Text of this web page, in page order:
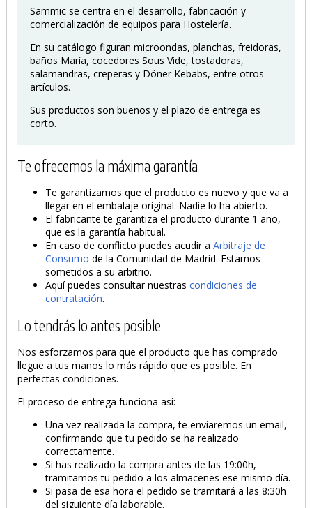
Sammic se centra en el desarrollo, fabricación y
comercialización de equipos para Hostelería.
En su catálogo figuran microondas, planchas, freidoras,
baños María, cocedores Sous Vide, tostadoras,
salamandras, creperas y Döner Kebabs, entre otros
artículos.
Sus productos son buenos y el plazo de entrega es
corto.
Te ofrecemos la máxima garantía
Te garantizamos que el producto es nuevo y que va a
llegar en el embalaje original. Nadie lo ha abierto.
El fabricante te garantiza el producto durante 1 año,
que es la garantía habitual.
En caso de conflicto puedes acudir aArbitraje de
Consumo de la Comunidad de Madrid. Estamos
sometidos a su arbitrio.
Aquí puedes consultar nuestrascondiciones de
contratación.
Lo tendrás lo antes posible
Nos esforzamos para que el producto que has comprado
llegue a tus manos lo más rápido que es posible. En
perfectas condiciones.
El proceso de entrega funciona así:
Una vez realizada la compra, te enviaremos un email,
confirmando que tu pedido se ha realizado
correctamente.
Si has realizado la compra antes de las 19:00h,
tramitamos tu pedido a los almacenes ese mismo día.
Si pasa de esa hora el pedido se tramitará a las 8:30h
del siguiente día laborable.